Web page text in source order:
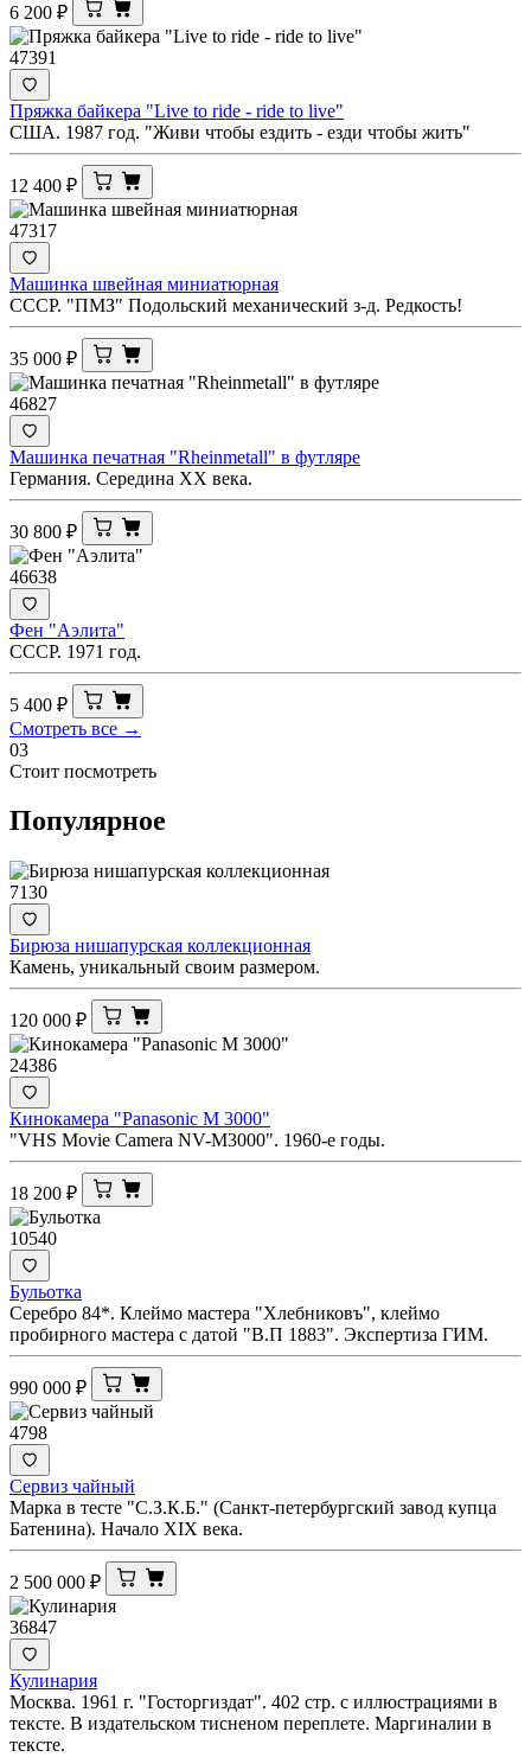
6 200 ₽
47391
Пряжка байкера "Live to ride - ride to live"
США. 1987 год. "Живи чтобы ездить - езди чтобы жить"
12 400 ₽
47317
Машинка швейная миниатюрная
СССР. "ПМЗ" Подольский механический з-д. Редкость!
35 000 ₽
46827
Машинка печатная "Rheinmetall" в футляре
Германия. Середина ХХ века.
30 800 ₽
46638
Фен "Аэлита"
СССР. 1971 год.
5 400 ₽
Смотреть все →
03
Стоит посмотреть
Популярное
7130
Бирюза нишапурская коллекционная
Камень, уникальный своим размером.
120 000 ₽
24386
Кинокамера "Panasonic M 3000"
"VHS Movie Camera NV-M3000". 1960-е годы.
18 200 ₽
10540
Бульотка
Серебро 84*. Клеймо мастера "Хлебниковъ", клеймо
пробирного мастера с датой "В.П 1883". Экспертиза ГИМ.
990 000 ₽
4798
Сервиз чайный
Марка в тесте "С.З.К.Б." (Санкт-петербургский завод купца
Батенина). Начало XIX века.
2 500 000 ₽
36847
Кулинария
Москва. 1961 г. "Госторгиздат". 402 стр. с иллюстрациями в
тексте. В издательском тисненом переплете. Маргиналии в
тексте.